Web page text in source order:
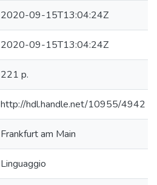
2020-09-15T13:04:24Z
2020-09-15T13:04:24Z
221 p.
http://hdl.handle.net/10955/4942
Frankfurt am Main
Linguaggio